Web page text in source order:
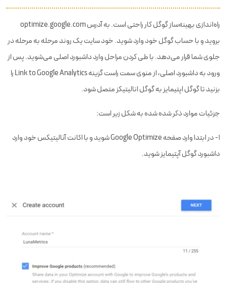
راه‌اندازی بهینه‌ساز گوگل کار راحتی است. به آدرس optimize.google.com
بروید و با حساب گوگل خود وارد شوید. خود سایت یک روند مرحله به مرحله در
جلوی شما قرار می‌دهد. با طی کردن مراحل وارد داشبورد اصلی می‌شوید. پس از
ورود به داشبورد اصلی، از منوی سمت راست گزینه Link to Google Analytics را
بزنید تا گوگل اپتیمایز به گوگل انالیتیکز متصل شود.
جزئیات موارد ذکر شده شده به شکل زیر است:
۱- در ابتدا وارد صفحه Google Optimize شوید و با اکانت آنالیتیکس خود وارد
داشبورد گوگل آپتیمایز شوید.